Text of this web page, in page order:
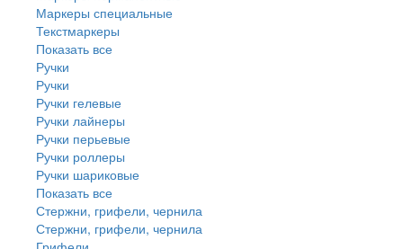
Маркеры специальные
Текстмаркеры
Показать все
Ручки
Ручки
Ручки гелевые
Ручки лайнеры
Ручки перьевые
Ручки роллеры
Ручки шариковые
Показать все
Стержни, грифели, чернила
Стержни, грифели, чернила